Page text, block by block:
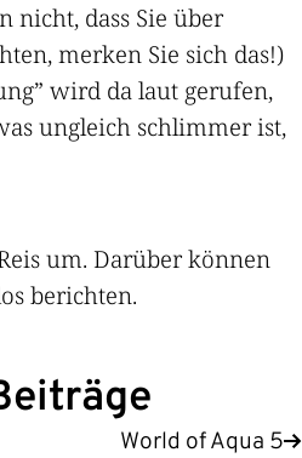
nicht, dass Sie über
merken Sie sich das!)
wird da laut gerufen,
ungleich schlimmer ist,
um. Darüber können
berichten.
World of Aqua 5